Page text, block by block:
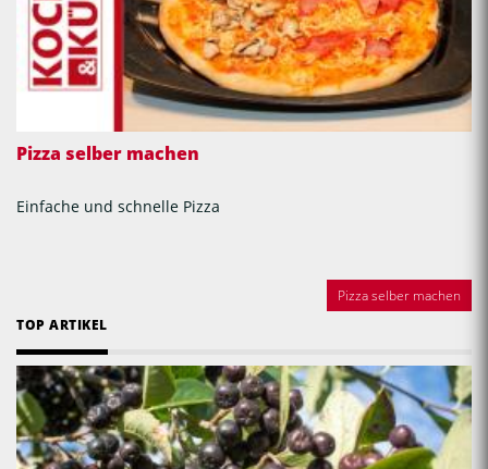
Pizza selber machen
Einfache und schnelle Pizza
Pizza selber machen
TOP ARTIKEL